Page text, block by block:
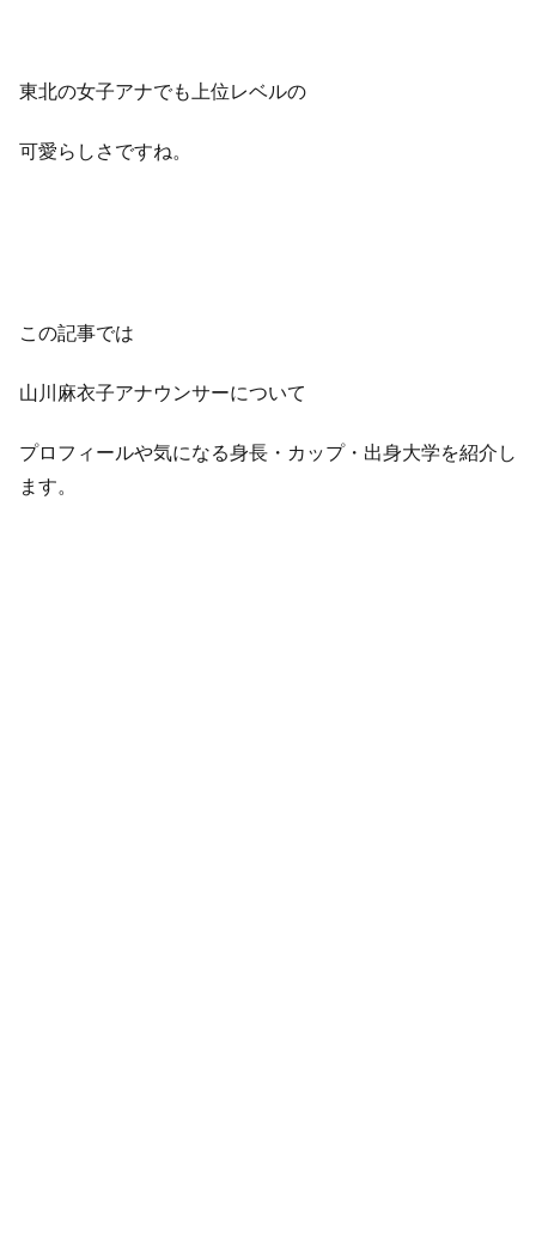
東北の女子アナでも上位レベルの
可愛らしさですね。
この記事では
山川麻衣子アナウンサーについて
プロフィールや気になる身長・カップ・出身大学を紹介し
ます。